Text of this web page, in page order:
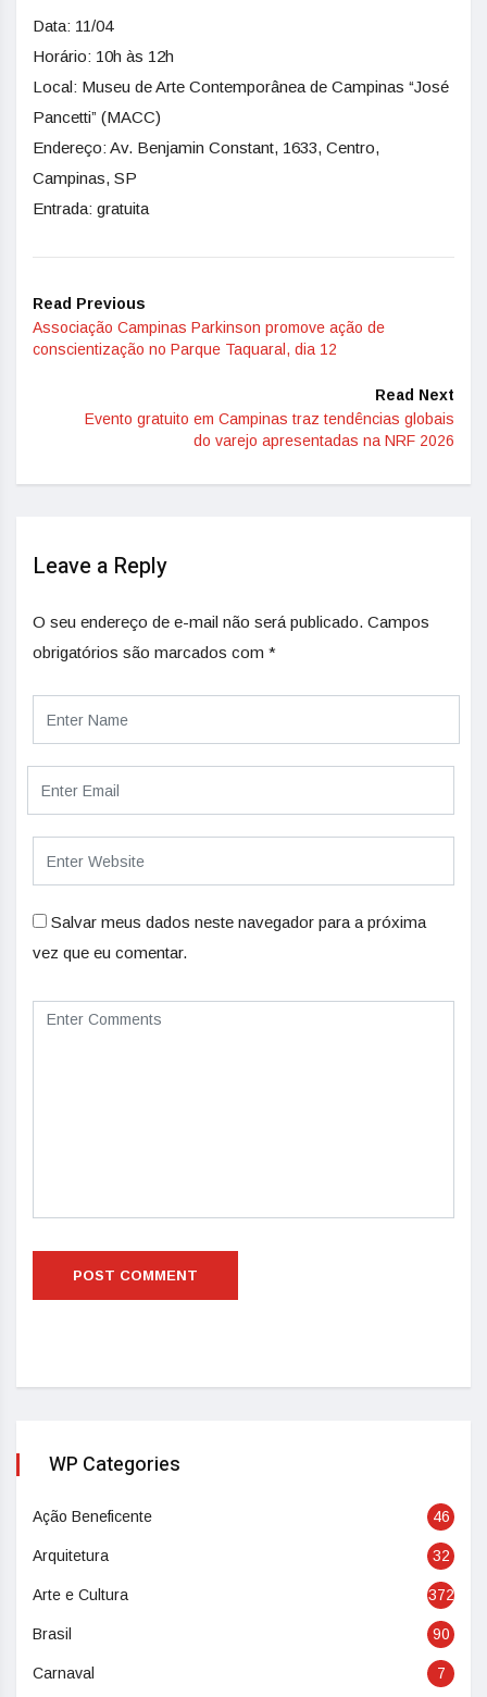
Data: 11/04
Horário: 10h às 12h
Local: Museu de Arte Contemporânea de Campinas “José
Pancetti” (MACC)
Endereço: Av. Benjamin Constant, 1633, Centro,
Campinas, SP
Entrada: gratuita
Read Previous
Associação Campinas Parkinson promove ação de
conscientização no Parque Taquaral, dia 12
Read Next
Evento gratuito em Campinas traz tendências globais
do varejo apresentadas na NRF 2026
Leave a Reply
O seu endereço de e-mail não será publicado. Campos
obrigatórios são marcados com *
Salvar meus dados neste navegador para a próxima
vez que eu comentar.
WP Categories
Ação Beneficente 46
Arquitetura 32
Arte e Cultura 372
Brasil 90
Carnaval 7